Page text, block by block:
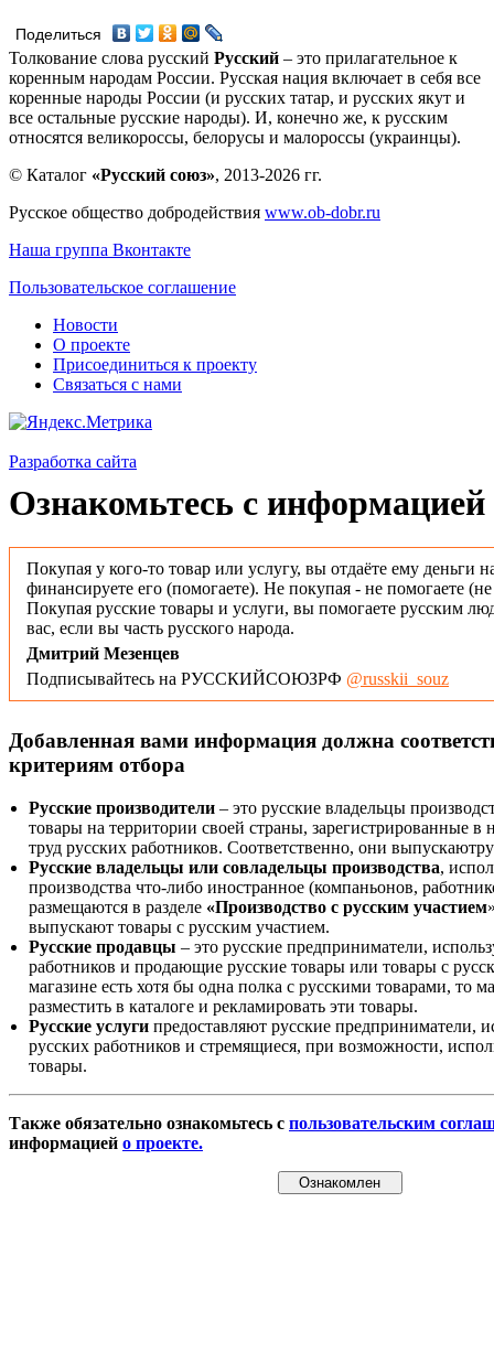
Поделиться
Толкование слова русский Русский – это прилагательное к
коренным народам России. Русская нация включает в себя все
коренные народы России (и русских татар, и русских якут и
все остальные русские народы). И, конечно же, к русским
относятся великороссы, белорусы и малороссы (украинцы).
© Каталог «Русский союз», 2013-2026 гг.
Русское общество добродействия www.ob-dobr.ru
Наша группа Вконтакте
Пользовательское соглашение
Новости
О проекте
Присоединиться к проекту
Связаться с нами
Разработка сайта
Ознакомьтесь с информацией
Покупая у кого-то товар или услугу, вы отдаёте ему деньги
финансируете его (помогаете). Не покупая - не помогаете
Покупая русские товары и услуги, вы помогаете русским
вас, если вы часть русского народа.
Дмитрий Мезенцев
Подписывайтесь на РУССКИЙСОЮЗРФ @russkii_souz
Добавленная вами информация должна
критериям отбора
Русские производители – это русские владельцы
товары на территории своей страны, зарегистрированные
труд русских работников. Соответственно, они
Русские владельцы или совладельцы производства,
производства что-либо иностранное (компаньонов,
размещаются в разделе «Производство с русским участием
выпускают товары с русским участием.
Русские продавцы – это русские предприниматели,
работников и продающие русские товары или товары с
магазине есть хотя бы одна полка с русскими товарами, то
разместить в каталоге и рекламировать эти товары.
Русские услуги предоставляют русские предприниматели,
русских работников и стремящиеся, при возможности,
товары.
Также обязательно ознакомьтесь с пользовательским
информацией о проекте.
Ознакомлен